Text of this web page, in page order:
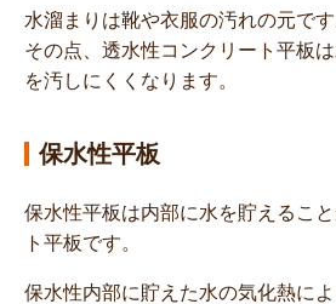
水溜まりは靴や衣服の汚れの元です
その点、透水性コンクリート平板
を汚しにくくなります。
保水性平板
保水性平板は内部に水を貯えるこ
ト平板です。
保水性内部に貯えた水の気化熱に